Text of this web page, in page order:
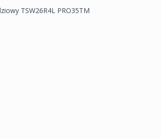
TSW26R4L PRO35TM